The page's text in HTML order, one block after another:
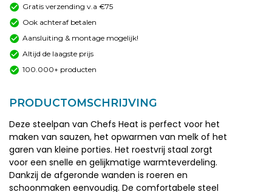
Gratis verzending v.a €75
Ook achteraf betalen
Aansluiting & montage mogelijk!
Altijd de laagste prijs
100.000+ producten
PRODUCTOMSCHRIJVING
Deze steelpan van Chefs Heat is perfect voor het
maken van sauzen, het opwarmen van melk of het
garen van kleine porties. Het roestvrij staal zorgt
voor een snelle en gelijkmatige warmteverdeling.
Dankzij de afgeronde wanden is roeren en
schoonmaken eenvoudig. De comfortabele steel